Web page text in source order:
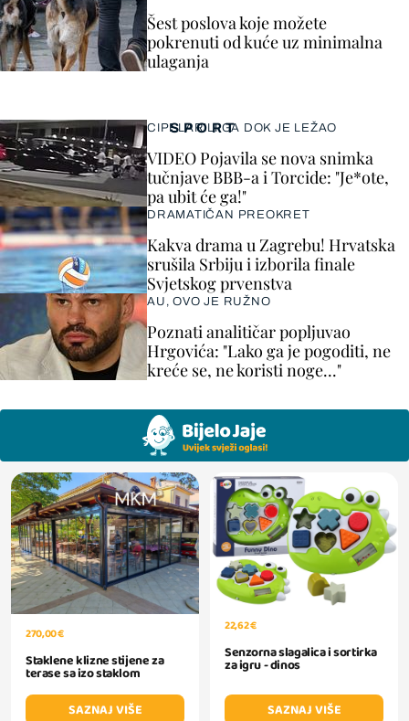
SPORT
CIPELARILI GA DOK JE LEŽAO
VIDEO Pojavila se nova snimka
tučnjave BBB-a i Torcide: "Je*ote,
pa ubit će ga!"
DRAMATIČAN PREOKRET
Kakva drama u Zagrebu! Hrvatska
srušila Srbiju i izborila finale
Svjetskog prvenstva
AU, OVO JE RUŽNO
Poznati analitičar popljuvao
Hrgovića: "Lako ga je pogoditi, ne
kreće se, ne koristi noge..."
Šest poslova koje možete
pokrenuti od kuće uz minimalna
ulaganja
270,00 €
Staklene klizne stijene za
terase sa izo staklom
SAZNAJ VIŠE
22,62 €
Senzorna slagalica i sortirka
za igru - dinos
SAZNAJ VIŠE